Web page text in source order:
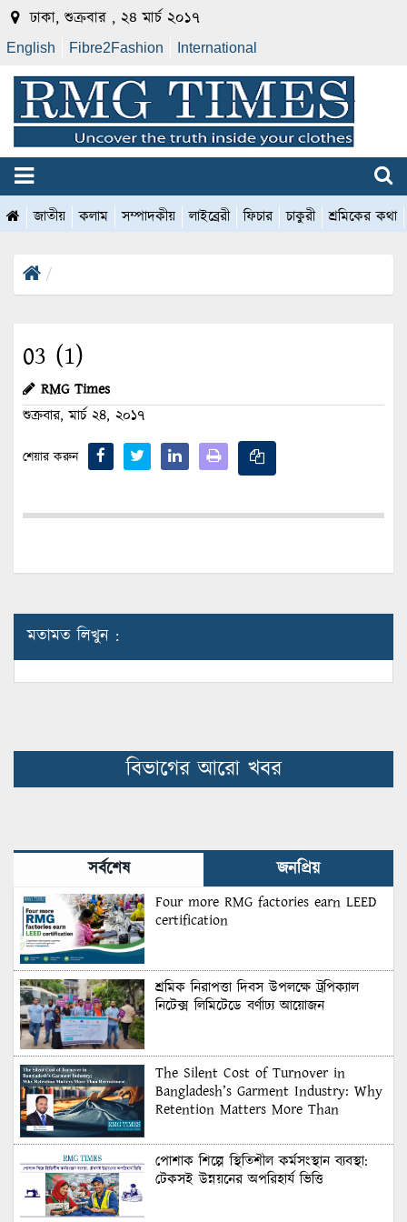
ঢাকা, শুক্রবার , ২৪ মার্চ ২০১৭
English Fibre2Fashion International
জাতীয় কলাম সম্পাদকীয় লাইব্রেরী ফিচার চাকুরী শ্রমিকের কথা
03 (1)
RMG Times
শুক্রবার, মার্চ ২৪, ২০১৭
শেয়ার করুন
মতামত লিখুন :
বিভাগের আরো খবর
সর্বশেষ জনপ্রিয়
Four more RMG factories earn LEED
certification
শ্রমিক নিরাপত্তা দিবস উপলক্ষে ট্রপিক্যাল
নিটেক্স লিমিটেডে বর্ণাঢ্য আয়োজন
The Silent Cost of Turnover in
Bangladesh’s Garment Industry: Why
Retention Matters More Than
পোশাক শিল্পে স্থিতিশীল কর্মসংস্থান ব্যবস্থা:
টেকসই উন্নয়নের অপরিহার্য ভিত্তি